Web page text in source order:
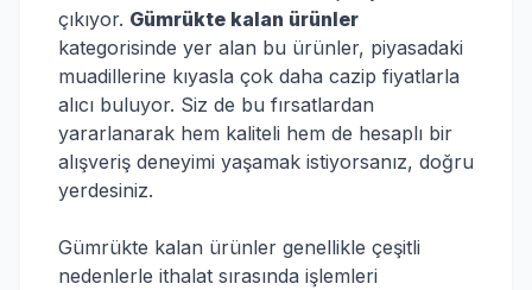
çıkıyor. Gümrükte kalan ürünler
kategorisinde yer alan bu ürünler, piyasadaki
muadillerine kıyasla çok daha cazip fiyatlarla
alıcı buluyor. Siz de bu fırsatlardan
yararlanarak hem kaliteli hem de hesaplı bir
alışveriş deneyimi yaşamak istiyorsanız, doğru
yerdesiniz.
Gümrükte kalan ürünler genellikle çeşitli
nedenlerle ithalat sırasında işlemleri